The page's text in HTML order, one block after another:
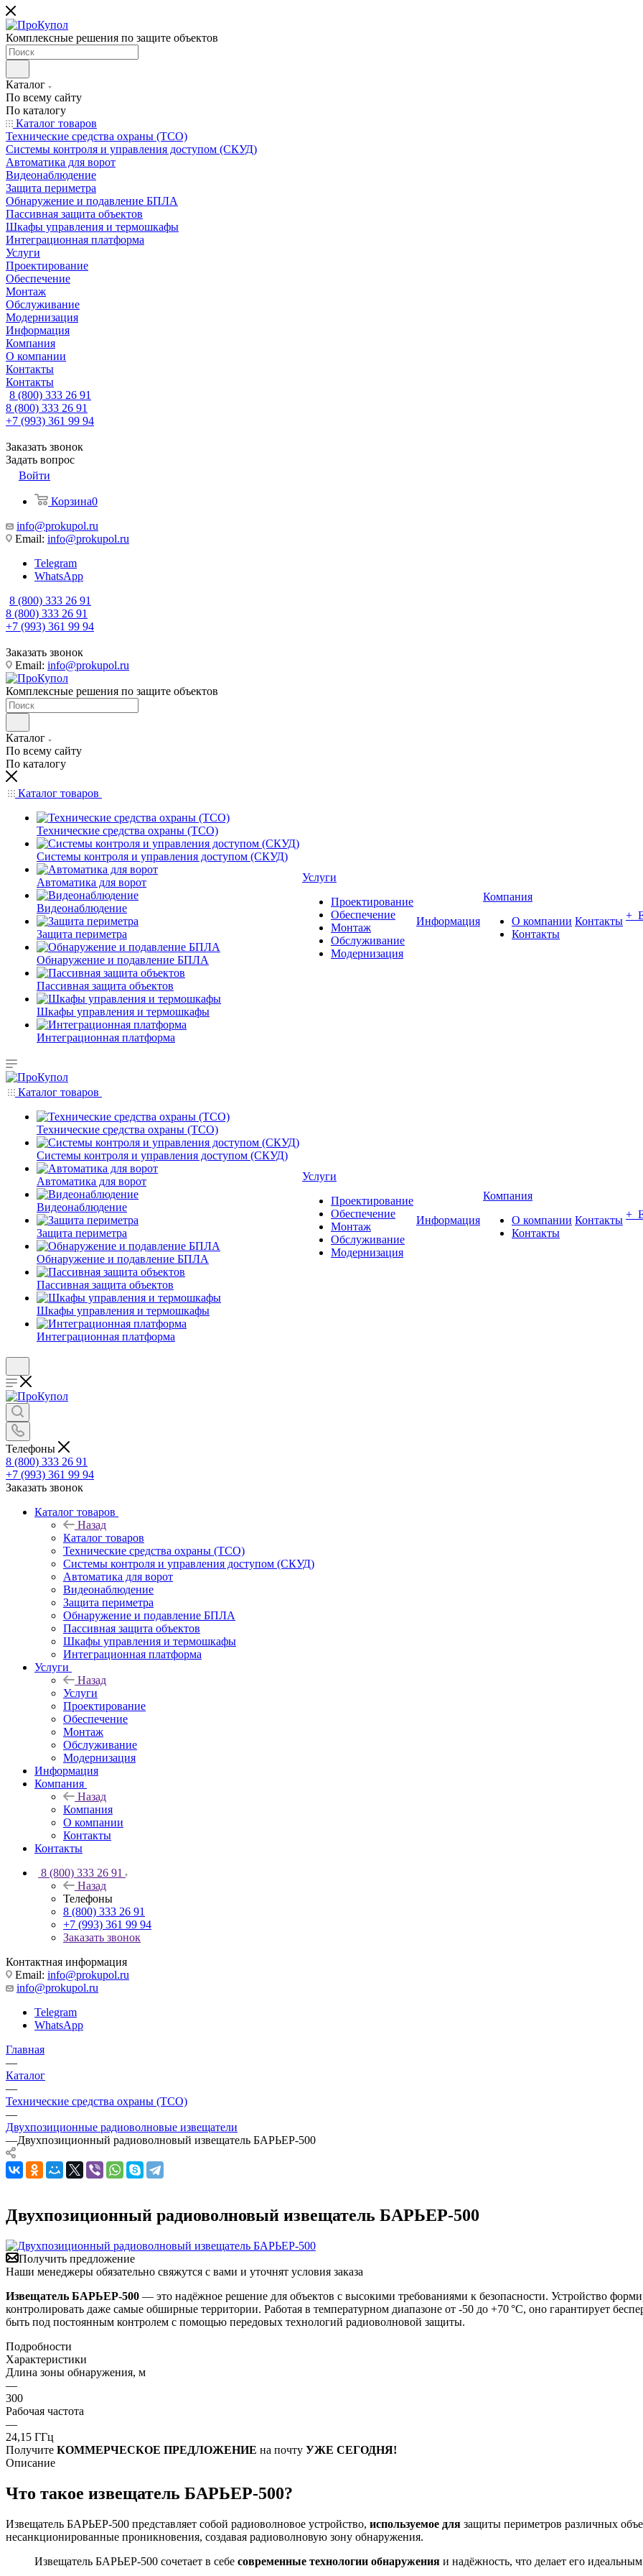
Комплексные решения по защите объектов
Каталог
По всему сайту
По каталогу
Каталог товаров
Технические средства охраны (ТСО)
Системы контроля и управления доступом (СКУД)
Автоматика для ворот
Видеонаблюдение
Защита периметра
Обнаружение и подавление БПЛА
Пассивная защита объектов
Шкафы управления и термошкафы
Интеграционная платформа
Услуги
Проектирование
Обеспечение
Монтаж
Обслуживание
Модернизация
Информация
Компания
О компании
Контакты
Контакты
8 (800) 333 26 91
8 (800) 333 26 91
+7 (993) 361 99 94
Заказать звонок
Задать вопрос
Войти
Корзина0
info@prokupol.ru
Email: info@prokupol.ru
Telegram
WhatsApp
8 (800) 333 26 91
8 (800) 333 26 91
+7 (993) 361 99 94
Заказать звонок
Email: info@prokupol.ru
Комплексные решения по защите объектов
Каталог
По всему сайту
По каталогу
Каталог товаров
Технические средства охраны (ТСО)
Системы контроля и управления доступом (СКУД)
Автоматика для ворот
Видеонаблюдение
Защита периметра
Обнаружение и подавление БПЛА
Пассивная защита объектов
Шкафы управления и термошкафы
Интеграционная платформа
Услуги
Проектирование
Обеспечение
Монтаж
Обслуживание
Модернизация
Информация
Компания
О компании
Контакты
Контакты +
Каталог товаров
Технические средства охраны (ТСО)
Системы контроля и управления доступом (СКУД)
Автоматика для ворот
Видеонаблюдение
Защита периметра
Обнаружение и подавление БПЛА
Пассивная защита объектов
Шкафы управления и термошкафы
Интеграционная платформа
Услуги
Проектирование
Обеспечение
Монтаж
Обслуживание
Модернизация
Информация
Компания
О компании
Контакты
Контакты +
Телефоны
8 (800) 333 26 91
+7 (993) 361 99 94
Заказать звонок
Каталог товаров
Назад
Каталог товаров
Технические средства охраны (ТСО)
Системы контроля и управления доступом (СКУД)
Автоматика для ворот
Видеонаблюдение
Защита периметра
Обнаружение и подавление БПЛА
Пассивная защита объектов
Шкафы управления и термошкафы
Интеграционная платформа
Услуги
Назад
Услуги
Проектирование
Обеспечение
Монтаж
Обслуживание
Модернизация
Информация
Компания
Назад
Компания
О компании
Контакты
Контакты
8 (800) 333 26 91
Назад
Телефоны
8 (800) 333 26 91
+7 (993) 361 99 94
Заказать звонок
Контактная информация
Email: info@prokupol.ru
info@prokupol.ru
Telegram
WhatsApp
Главная
—
Каталог
—
Технические средства охраны (ТСО)
—
Двухпозиционные радиоволновые извещатели
—Двухпозиционный радиоволновый извещатель БАРЬЕР-500
Двухпозиционный радиоволновый извещатель БАРЬЕР-500
Получить предложение
Наши менеджеры обязательно свяжутся с вами и уточнят условия заказа
Извещатель БАРЬЕР-500 — это надёжное решение для объектов с высокими требованиями к безопасности. Устройство
контролировать даже самые обширные территории. Работая в температурном диапазоне от -50 до +70 °C, оно гарантирует
быть под постоянным контролем с помощью передовых технологий радиоволновой защиты.
Подробности
Характеристики
Длина зоны обнаружения, м
—
300
Рабочая частота
—
24,15 ГГц
Получите КОММЕРЧЕСКОЕ ПРЕДЛОЖЕНИЕ на почту УЖЕ СЕГОДНЯ!
Описание
Что такое извещатель БАРЬЕР-500?
Извещатель БАРЬЕР-500 представляет собой радиоволновое устройство, используемое для защиты периметров различных
несанкционированные проникновения, создавая радиоволновую зону обнаружения.
Извещатель БАРЬЕР-500 сочетает в себе современные технологии обнаружения и надёжность, что делает его